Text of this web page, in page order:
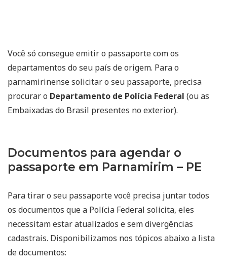
Você só consegue emitir o passaporte com os
departamentos do seu país de origem. Para o
parnamirinense solicitar o seu passaporte, precisa
procurar o Departamento de Polícia Federal (ou as
Embaixadas do Brasil presentes no exterior).
Documentos para agendar o
passaporte em Parnamirim – PE
Para tirar o seu passaporte você precisa juntar todos
os documentos que a Polícia Federal solicita, eles
necessitam estar atualizados e sem divergências
cadastrais. Disponibilizamos nos tópicos abaixo a lista
de documentos: